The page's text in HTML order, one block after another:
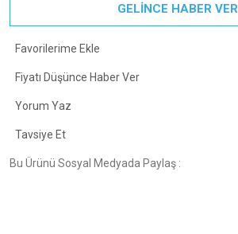
GELİNCE HABER VER
Fiyatı Düşünce Haber Ver
Yorum Yaz
Tavsiye Et
Bu Ürünü Sosyal Medyada Paylaş :